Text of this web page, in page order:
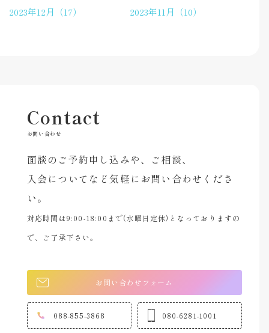
2023年12月（17）
2023年11月（10）
Contact
お問い合わせ
面談のご予約申し込みや、ご相談、
入会についてなど気軽にお問い合わせくださ
い。
対応時間は9:00-18:00まで(水曜日定休)となっておりますの
で、ご了承下さい。
お問い合わせフォーム
088-855-3868 080-6281-1001